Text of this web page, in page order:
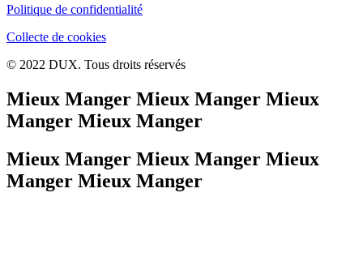
Politique de confidentialité
Collecte de cookies
© 2022 DUX. Tous droits réservés
Mieux Manger Mieux Manger Mieux
Manger Mieux Manger
Mieux Manger Mieux Manger Mieux
Manger Mieux Manger